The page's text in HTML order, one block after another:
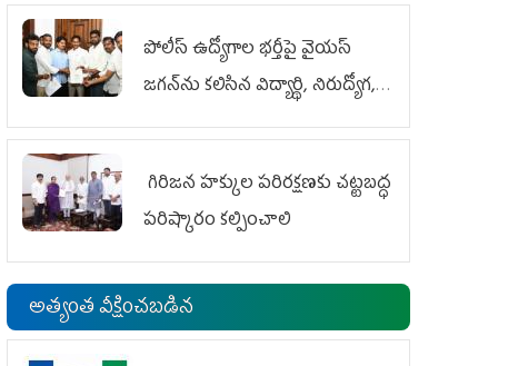
పోలీస్ ఉద్యోగాల భర్తీపై వైయస్
జగన్‌ను కలిసిన విద్యార్థి, నిరుద్యోగ,
యువజన జేఏసీ
గిరిజన హక్కుల పరిరక్షణకు చట్టబద్ధ
పరిష్కారం కల్పించాలి
అత్యంత వీక్షించబడిన